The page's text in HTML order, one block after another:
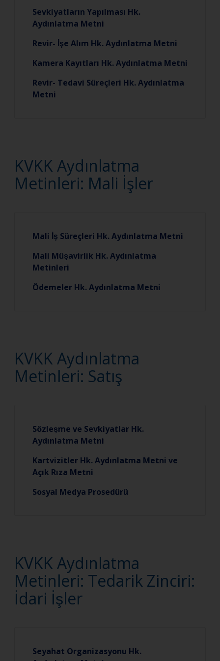
Sevkiyatların Yapılması Hk.
Aydınlatma Metni
Revir- İşe Alım Hk. Aydınlatma Metni
Kamera Kayıtları Hk. Aydınlatma Metni
Revir- Tedavi Süreçleri Hk. Aydınlatma
Metni
KVKK Aydınlatma
Metinleri: Mali İşler
Mali İş Süreçleri Hk. Aydınlatma Metni
Mali Müşavirlik Hk. Aydınlatma
Metinleri
Ödemeler Hk. Aydınlatma Metni
KVKK Aydınlatma
Metinleri: Satış
Sözleşme ve Sevkiyatlar Hk.
Aydınlatma Metni
Kartvizitler Hk. Aydınlatma Metni ve
Açık Rıza Metni
Sosyal Medya Prosedürü
KVKK Aydınlatma
Metinleri: Tedarik Zinciri:
İdari İşler
Seyahat Organizasyonu Hk.